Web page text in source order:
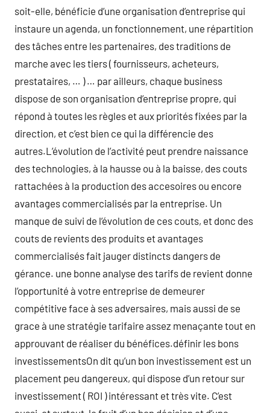
soit-elle, bénéficie d’une organisation d’entreprise qui
instaure un agenda, un fonctionnement, une répartition
des tâches entre les partenaires, des traditions de
marche avec les tiers ( fournisseurs, acheteurs,
prestataires, … ) … par ailleurs, chaque business
dispose de son organisation d’entreprise propre, qui
répond à toutes les règles et aux priorités fixées par la
direction, et c’est bien ce qui la différencie des
autres.L’évolution de l’activité peut prendre naissance
des technologies, à la hausse ou à la baisse, des couts
rattachées à la production des accesoires ou encore
avantages commercialisés par la entreprise. Un
manque de suivi de l’évolution de ces couts, et donc des
couts de revients des produits et avantages
commercialisés fait jauger distincts dangers de
gérance. une bonne analyse des tarifs de revient donne
l’opportunité à votre entreprise de demeurer
compétitive face à ses adversaires, mais aussi de se
grace à une stratégie tarifaire assez menaçante tout en
approuvant de réaliser du bénéfices.définir les bons
investissementsOn dit qu’un bon investissement est un
placement peu dangereux, qui dispose d’un retour sur
investissement ( ROI ) intéressant et très vite. C’est